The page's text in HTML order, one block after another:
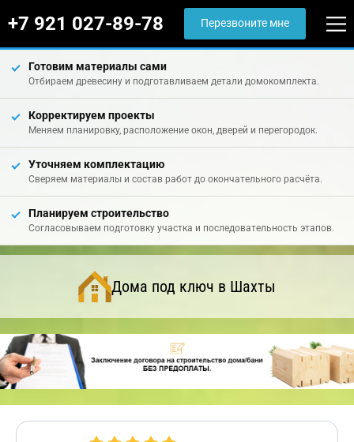
+7 921 027-89-78 Перезвоните мне
Готовим материалы сами
Отбираем древесину и подготавливаем детали домокомплекта.
Корректируем проекты
Меняем планировку, расположение окон, дверей и перегородок.
Уточняем комплектацию
Сверяем материалы и состав работ до окончательного расчёта.
Планируем строительство
Согласовываем подготовку участка и последовательность этапов.
Дома под ключ в Шахты